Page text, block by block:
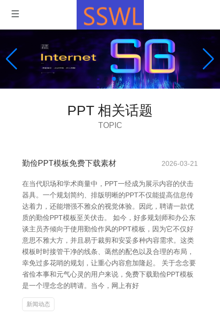
PPT 相关话题
TOPIC
勤俭PPT模板免费下载素材 2026-03-21
在当代职场和学术商量中，PPT一经成为展示内容的伏击
器具。一个规划简约、排版明晰的PPT不仅能提高信息传
达着力，还能增强不雅众的视觉体验。因此，聘请一款优
质的勤俭PPT模板至关伏击。 如今，好多规划师和办公东
谈主员齐倾向于使用勤俭作风的PPT模板，因为它不仅好
意思不雅大方，并且易于裁剪和安妥多种内容需求。这类
模板时时接管干净的线条、蔼然的配色以及合理的布局，
幸免过多花哨的规划，让重心内容愈加隆起。 关于念念要
省俭本事和元气心灵的用户来说，免费下载勤俭PPT模板
是一个理念念的聘请。当今，网上有好
新闻动态